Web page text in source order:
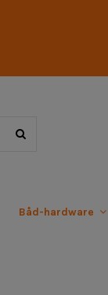
Båd-hardware